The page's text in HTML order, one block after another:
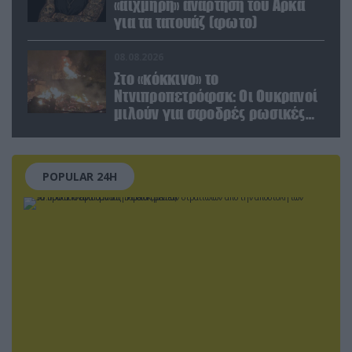
«αιχμηρή» ανάρτηση του Αρκά
για τα τατουάζ (φωτο)
Στο «κόκκινο» το
Ντνιπροπετρόφσκ: Οι Ουκρανοί
μιλούν για σφοδρές ρωσικές
POPULAR 24H